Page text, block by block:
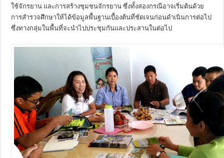
ใช้จักรยาน และการสร้างชุมชนจักรยาน ซึ่งทั้งสองกรณีอาจเริ่มต้นด้วย
การสำรวจศึกษาให้ได้ข้อมูลพื้นฐานเบื้องต้นที่ชัดเจนก่อนดำเนินการต่อไป
ซึ่งทางกลุ่มในพื้นที่จะนำไปประชุมกันและประสานในต่อไป